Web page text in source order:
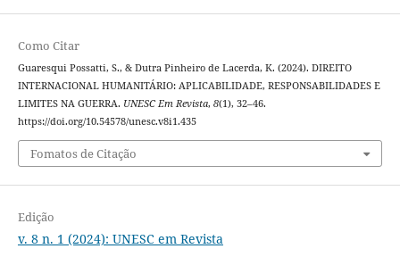
Como Citar
Guaresqui Possatti, S., & Dutra Pinheiro de Lacerda, K. (2024). DIREITO
INTERNACIONAL HUMANITÁRIO: APLICABILIDADE, RESPONSABILIDADES E
LIMITES NA GUERRA. UNESC Em Revista, 8(1), 32–46.
https://doi.org/10.54578/unesc.v8i1.435
Fomatos de Citação
Edição
v. 8 n. 1 (2024): UNESC em Revista